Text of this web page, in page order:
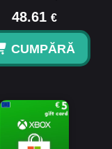
48.61 €
CUMPĂRĂ